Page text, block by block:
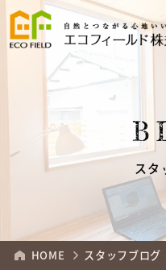
スタ
HOME スタッフブログ